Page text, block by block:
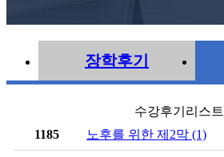
장학후기
수강후기리스트
1185
노후를 위한 제2막 (1)